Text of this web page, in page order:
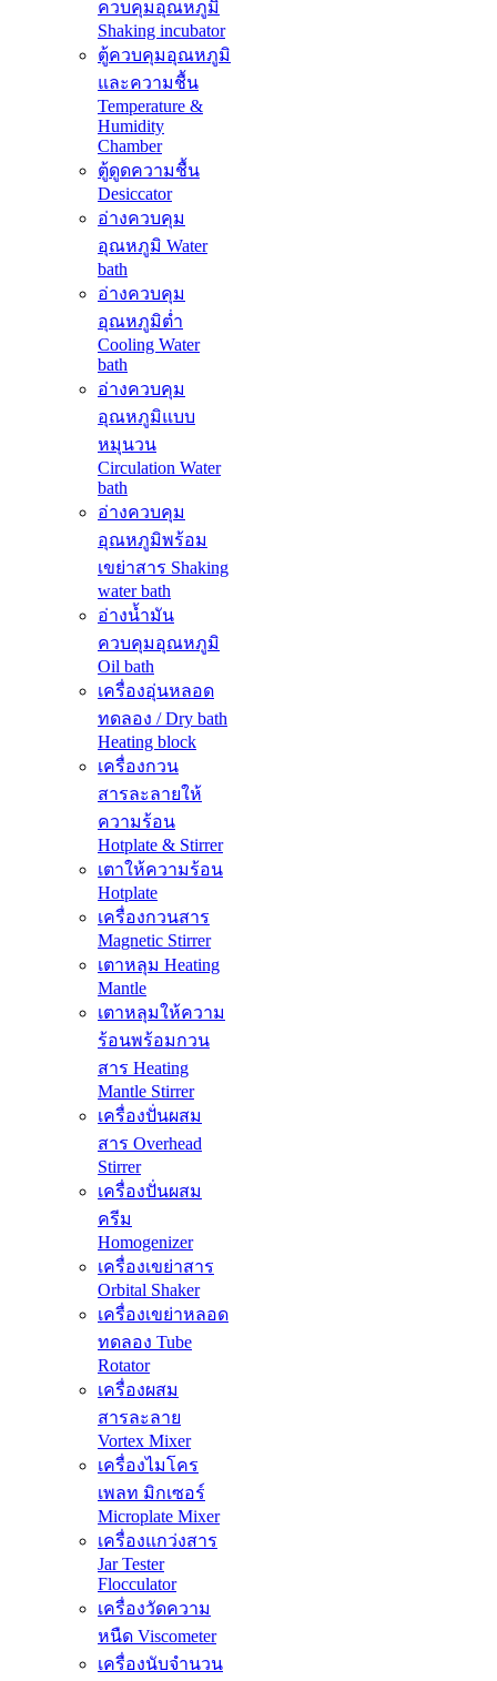
ควบคุมอุณหภูมิ
Shaking incubator
ตู้ควบคุมอุณหภูมิ
และความชื้น
Temperature &
Humidity
Chamber
ตู้ดูดความชื้น
Desiccator
อ่างควบคุม
อุณหภูมิ Water
bath
อ่างควบคุม
อุณหภูมิต่ำ
Cooling Water
bath
อ่างควบคุม
อุณหภูมิแบบ
หมุนวน
Circulation Water
bath
อ่างควบคุม
อุณหภูมิพร้อม
เขย่าสาร Shaking
water bath
อ่างน้ำมัน
ควบคุมอุณหภูมิ
Oil bath
เครื่องอุ่นหลอด
ทดลอง / Dry bath
Heating block
เครื่องกวน
สารละลายให้
ความร้อน
Hotplate & Stirrer
เตาให้ความร้อน
Hotplate
เครื่องกวนสาร
Magnetic Stirrer
เตาหลุม Heating
Mantle
เตาหลุมให้ความ
ร้อนพร้อมกวน
สาร Heating
Mantle Stirrer
เครื่องปั่นผสม
สาร Overhead
Stirrer
เครื่องปั่นผสม
ครีม
Homogenizer
เครื่องเขย่าสาร
Orbital Shaker
เครื่องเขย่าหลอด
ทดลอง Tube
Rotator
เครื่องผสม
สารละลาย
Vortex Mixer
เครื่องไมโคร
เพลท มิกเซอร์
Microplate Mixer
เครื่องแกว่งสาร
Jar Tester
Flocculator
เครื่องวัดความ
หนืด Viscometer
เครื่องนับจำนวน